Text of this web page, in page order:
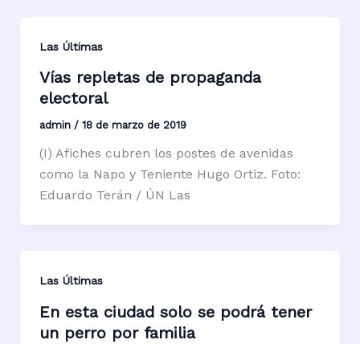
Las Últimas
Vías repletas de propaganda
electoral
admin / 18 de marzo de 2019
(I) Afiches cubren los postes de avenidas
como la Napo y Teniente Hugo Ortiz. Foto:
Eduardo Terán / ÚN Las
Las Últimas
En esta ciudad solo se podrá tener
un perro por familia